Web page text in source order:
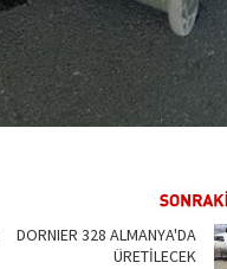
DORNIER 328 ALMANYA'DA
ÜRETİLECEK